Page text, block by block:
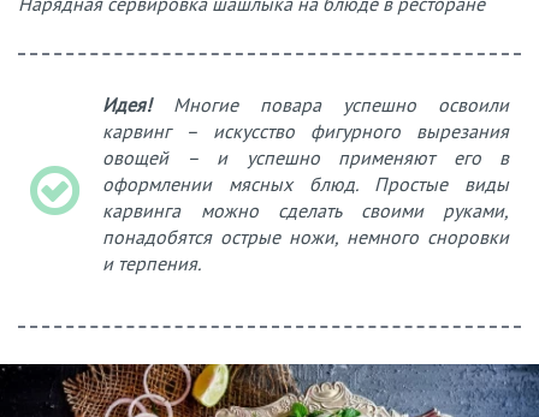
Идея!Многие повара успешно освоили
карвинг – искусство фигурного вырезания
овощей – и успешно применяют его в
оформлении мясных блюд. Простые виды
карвинга можно сделать своими руками,
понадобятся острые ножи, немного сноровки
и терпения.